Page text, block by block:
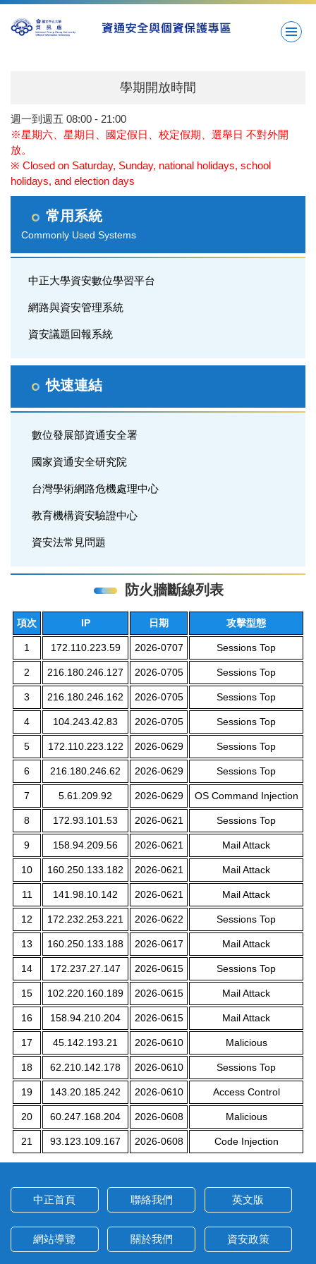
到
學期開放時間
週一到週五 08:00 - 21:00
※星期六、星期日、國定假日、校定假期、選舉日 不對外開
放。
※ Closed on Saturday, Sunday, national holidays, school
holidays, and election days
常用系統
Commonly Used Systems
中正大學資安數位學習平台
網路與資安管理系統
資安議題回報系統
快速連結
數位發展部資通安全署
國家資通安全研究院
台灣學術網路危機處理中心
教育機構資安驗證中心
資安法常見問題
防火牆斷線列表
項次 IP 日期 攻擊型態
1 172.110.223.59 2026-0707 Sessions Top
2 216.180.246.127 2026-0705 Sessions Top
3 216.180.246.162 2026-0705 Sessions Top
4 104.243.42.83 2026-0705 Sessions Top
5 172.110.223.122 2026-0629 Sessions Top
6 216.180.246.62 2026-0629 Sessions Top
7 5.61.209.92 2026-0629 OS Command Injection
8 172.93.101.53 2026-0621 Sessions Top
9 158.94.209.56 2026-0621 Mail Attack
10 160.250.133.182 2026-0621 Mail Attack
11 141.98.10.142 2026-0621 Mail Attack
12 172.232.253.221 2026-0622 Sessions Top
13 160.250.133.188 2026-0617 Mail Attack
14 172.237.27.147 2026-0615 Sessions Top
15 102.220.160.189 2026-0615 Mail Attack
16 158.94.210.204 2026-0615 Mail Attack
17 45.142.193.21 2026-0610 Malicious
18 62.210.142.178 2026-0610 Sessions Top
19 143.20.185.242 2026-0610 Access Control
20 60.247.168.204 2026-0608 Malicious
21 93.123.109.167 2026-0608 Code Injection
中正首頁 聯絡我們 英文版
網站導覽 關於我們 資安政策